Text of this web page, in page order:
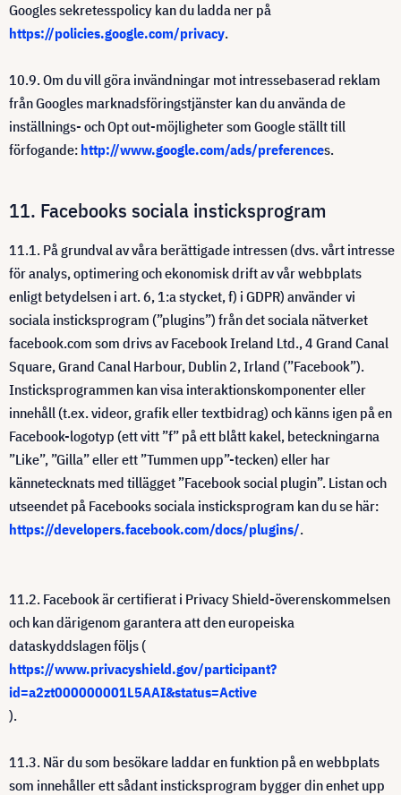
Googles sekretesspolicy kan du ladda ner på
https://policies.google.com/privacy.
10.9. Om du vill göra invändningar mot intressebaserad reklam
från Googles marknadsföringstjänster kan du använda de
inställnings- och Opt out-möjligheter som Google ställt till
förfogande: http://www.google.com/ads/preferences.
11. Facebooks sociala insticksprogram
11.1. På grundval av våra berättigade intressen (dvs. vårt intresse
för analys, optimering och ekonomisk drift av vår webbplats
enligt betydelsen i art. 6, 1:a stycket, f) i GDPR) använder vi
sociala insticksprogram (”plugins”) från det sociala nätverket
facebook.com som drivs av Facebook Ireland Ltd., 4 Grand Canal
Square, Grand Canal Harbour, Dublin 2, Irland (”Facebook”).
Insticksprogrammen kan visa interaktionskomponenter eller
innehåll (t.ex. videor, grafik eller textbidrag) och känns igen på en
Facebook-logotyp (ett vitt ”f” på ett blått kakel, beteckningarna
”Like”, ”Gilla” eller ett ”Tummen upp”-tecken) eller har
kännetecknats med tillägget ”Facebook social plugin”. Listan och
utseendet på Facebooks sociala insticksprogram kan du se här:
https://developers.facebook.com/docs/plugins/.
11.2. Facebook är certifierat i Privacy Shield-överenskommelsen
och kan därigenom garantera att den europeiska
dataskyddslagen följs (
https://www.privacyshield.gov/participant?
id=a2zt000000001L5AAI&status=Active
).
11.3. När du som besökare laddar en funktion på en webbplats
som innehåller ett sådant insticksprogram bygger din enhet upp